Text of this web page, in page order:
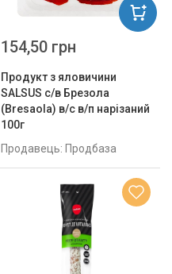
Продукт з яловичини
SALSUS с/в Брезола
(Bresaola) в/с в/п нарізаний
100г
Продавець: Продбаза
154,50 грн